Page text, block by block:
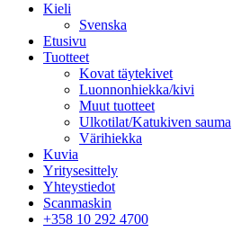
Kieli
Svenska
Etusivu
Tuotteet
Kovat täytekivet
Luonnonhiekka/kivi
Muut tuotteet
Ulkotilat/Katukiven sauma
Värihiekka
Kuvia
Yritysesittely
Yhteystiedot
Scanmaskin
+358 10 292 4700